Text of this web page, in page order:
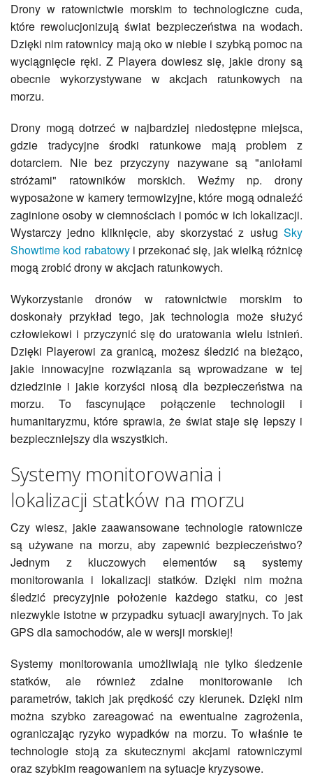
Drony w ratownictwie morskim to technologiczne cuda,
które rewolucjonizują świat bezpieczeństwa na wodach.
Dzięki nim ratownicy mają oko w niebie i szybką pomoc na
wyciągnięcie ręki. Z Playera dowiesz się, jakie drony są
obecnie wykorzystywane w akcjach ratunkowych na
morzu.
Drony mogą dotrzeć w najbardziej niedostępne miejsca,
gdzie tradycyjne środki ratunkowe mają problem z
dotarciem. Nie bez przyczyny nazywane są "aniołami
stróżami" ratowników morskich. Weźmy np. drony
wyposażone w kamery termowizyjne, które mogą odnaleźć
zaginione osoby w ciemnościach i pomóc w ich lokalizacji.
Wystarczy jedno kliknięcie, aby skorzystać z usług Sky
Showtime kod rabatowyi przekonać się, jak wielką różnicę
mogą zrobić drony w akcjach ratunkowych.
Wykorzystanie dronów w ratownictwie morskim to
doskonały przykład tego, jak technologia może służyć
człowiekowi i przyczynić się do uratowania wielu istnień.
Dzięki Playerowi za granicą, możesz śledzić na bieżąco,
jakie innowacyjne rozwiązania są wprowadzane w tej
dziedzinie i jakie korzyści niosą dla bezpieczeństwa na
morzu. To fascynujące połączenie technologii i
humanitaryzmu, które sprawia, że świat staje się lepszy i
bezpieczniejszy dla wszystkich.
Systemy monitorowania i
lokalizacji statków na morzu
Czy wiesz, jakie zaawansowane technologie ratownicze
są używane na morzu, aby zapewnić bezpieczeństwo?
Jednym z kluczowych elementów są systemy
monitorowania i lokalizacji statków. Dzięki nim można
śledzić precyzyjnie położenie każdego statku, co jest
niezwykle istotne w przypadku sytuacji awaryjnych. To jak
GPS dla samochodów, ale w wersji morskiej!
Systemy monitorowania umożliwiają nie tylko śledzenie
statków, ale również zdalne monitorowanie ich
parametrów, takich jak prędkość czy kierunek. Dzięki nim
można szybko zareagować na ewentualne zagrożenia,
ograniczając ryzyko wypadków na morzu. To właśnie te
technologie stoją za skutecznymi akcjami ratowniczymi
oraz szybkim reagowaniem na sytuacje kryzysowe.